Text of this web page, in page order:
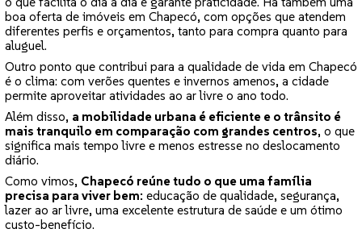
boa oferta de imóveis em Chapecó, com opções que atendem
diferentes perfis e orçamentos, tanto para compra quanto para
aluguel.
Outro ponto que contribui para a qualidade de vida em Chapecó
é o clima: com verões quentes e invernos amenos, a cidade
permite aproveitar atividades ao ar livre o ano todo.
Além disso, a mobilidade urbana é eficiente e o trânsito é
mais tranquilo em comparação com grandes centros, o que
significa mais tempo livre e menos estresse no deslocamento
diário.
Como vimos, Chapecó reúne tudo o que uma família
precisa para viver bem: educação de qualidade, segurança,
lazer ao ar livre, uma excelente estrutura de saúde e um ótimo
custo-benefício.